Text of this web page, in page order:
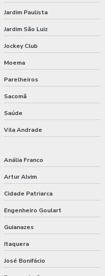
alto padrão
condominios
Jardim Paulista
Jardim São Luiz
Jockey Club
Moema
Parelheiros
Sacomã
Saúde
Vila Andrade
Anália Franco
Artur Alvim
Cidade Patriarca
Engenheiro Goulart
Guianazes
Itaquera
José Bonifácio